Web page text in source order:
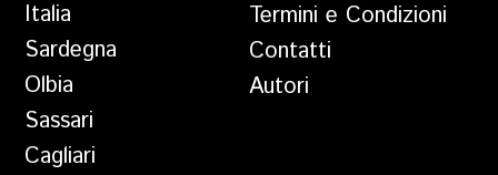
Italia
Sardegna
Olbia
Sassari
Cagliari
Termini e Condizioni
Contatti
Autori